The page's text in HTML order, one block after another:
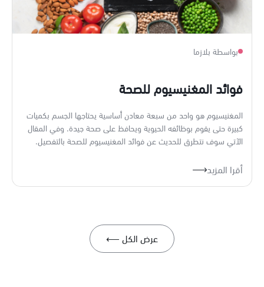
بواسطة بلازما
فوائد المغنيسيوم للصحة
المغنيسيوم هو واحد من سبعة معادن أساسية يحتاجها الجسم بكميات
كبيرة حتى يقوم بوظائفه الحيوية ويحافظ على صحة جيدة. وفي المقال
الآتي سوف نتطرق للحديث عن فوائد المغنيسيوم للصحة بالتفصيل.
أقرا المزيد
عرض الكل ⟵